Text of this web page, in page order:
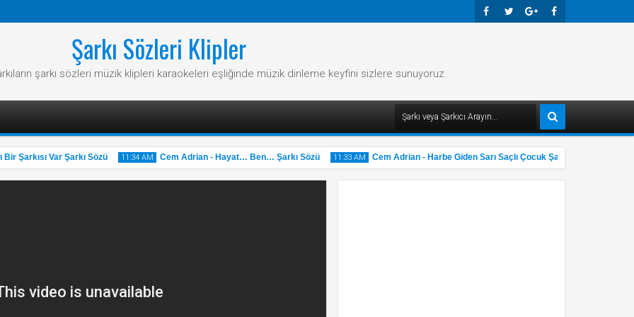
Şarkı Sözleri Klipler
şarkı sözleri müzik klipleri karaokeleri eşliğinde müzik dinleme keyfini sizlere sunuyoruz.
Var Şarkı Sözü 11:34 AM Cem Adrian - Hayat… Ben… Şarkı Sözü 11:33 AM Cem Adrian - Harbe Giden Sarı Saçlı Çocuk Şarkı Sözü